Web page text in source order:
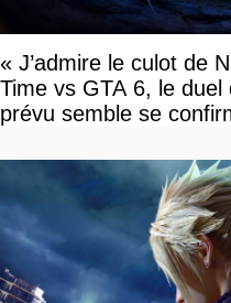
« J’admire le culot de
Time vs GTA 6, le
prévu semble se